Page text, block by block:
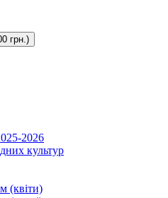
грн.)
2026
культур
(квіти)